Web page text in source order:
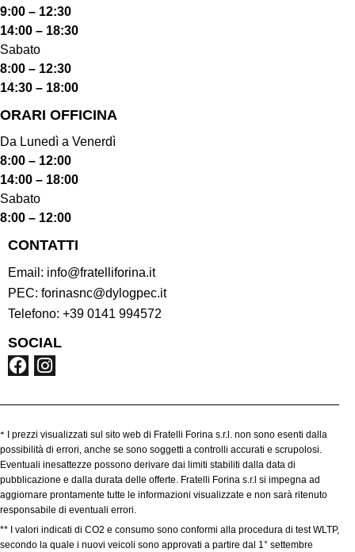
9:00 – 12:30
14:00 – 18:30
Sabato
8:00 – 12:30
14:30 – 18:00
ORARI OFFICINA
Da Lunedì a Venerdì
8:00 – 12:00
14:00 – 18:00
Sabato
8:00 – 12:00
CONTATTI
Email: info@fratelliforina.it
PEC: forinasnc@dylogpec.it
Telefono: +39 0141 994572
SOCIAL
*
I prezzi visualizzati sul sito web di Fratelli Forina s.r.l. non sono esenti dalla
possibilità di errori, anche se sono soggetti a controlli accurati e scrupolosi.
Eventuali inesattezze possono derivare dai limiti stabiliti dalla data di
pubblicazione e dalla durata delle offerte. Fratelli Forina s.r.l si impegna ad
aggiornare prontamente tutte le informazioni visualizzate e non sarà ritenuto
responsabile di eventuali errori.
** I valori indicati di CO2 e consumo sono conformi alla procedura di test WLTP,
secondo la quale i nuovi veicoli sono approvati a partire dal 1° settembre